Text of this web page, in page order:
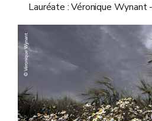
Lauréate : Véronique Wynant